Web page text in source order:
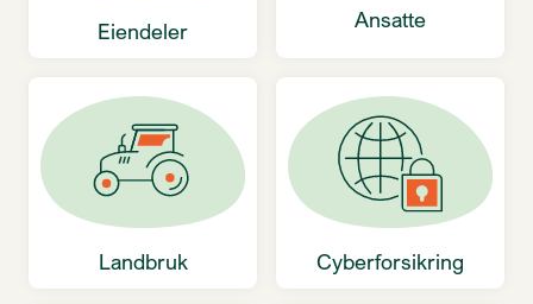
Eiendeler Ansatte
Landbruk Cyberforsikring